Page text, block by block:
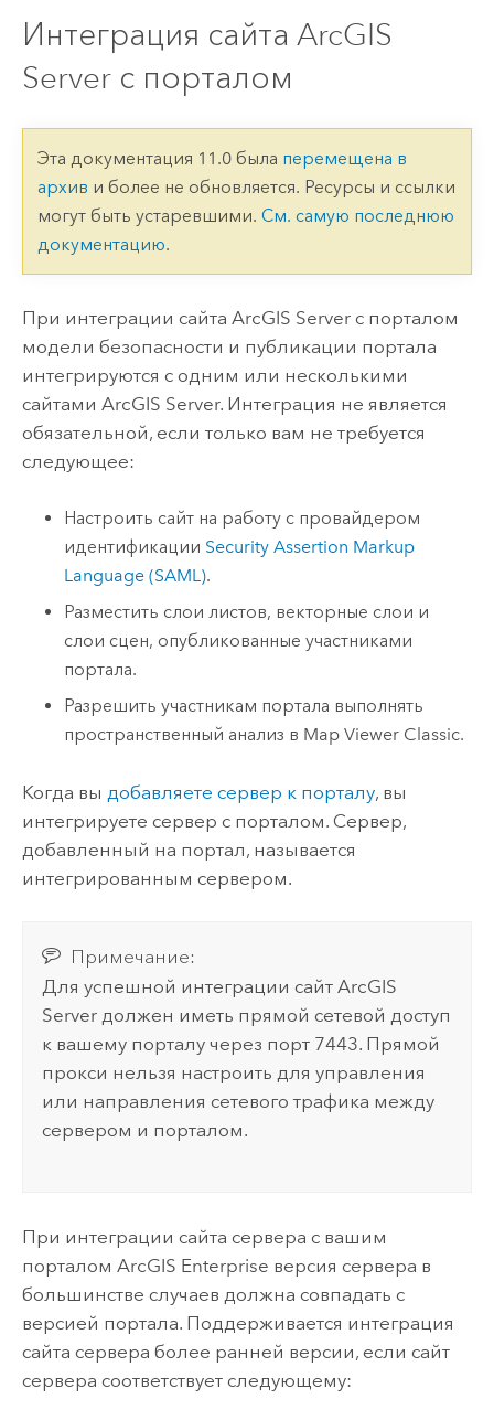
Интеграция сайта ArcGIS
Server с порталом
Эта документация 11.0 была перемещена в
архив и более не обновляется. Ресурсы и ссылки
могут быть устаревшими. См. самую последнюю
документацию.
При интеграции сайта ArcGIS Serverс порталом
модели безопасности и публикации портала
интегрируются с одним или несколькими
сайтами ArcGIS Server. Интеграция не является
обязательной, если только вам не требуется
следующее:
Настроить сайт на работу с провайдером
идентификации Security Assertion Markup
Language (SAML).
Разместить слои листов, векторные слои и
слои сцен, опубликованные участниками
портала.
Разрешить участникам портала выполнять
пространственный анализ в Map Viewer Classic.
Когда вы добавляете сервер к порталу, вы
интегрируете сервер с порталом. Сервер,
добавленный на портал, называется
интегрированным сервером.
Примечание:
Для успешной интеграции сайтArcGIS
Server должен иметь прямой сетевой доступ
к вашему порталу через порт 7443. Прямой
прокси нельзя настроить для управления
или направления сетевого трафика между
сервером и порталом.
При интеграции сайта сервера с вашим
порталом ArcGIS Enterprise версия сервера в
большинстве случаев должна совпадать с
версией портала. Поддерживается интеграция
сайта сервера более ранней версии, если сайт
сервера соответствует следующему: